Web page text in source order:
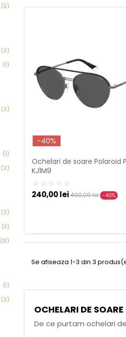
(2)
(2)
(1)
(2)
(1)
(2)
(2)
(3)
(13)
(1)
(2)
-40%
Ochelari de soare Polaroid
KJ1M9
240,00 lei400,00 lei -40%
Se afiseaza 1-3 din 3
OCHELARI DE SOARE
De ce purtam ochelari